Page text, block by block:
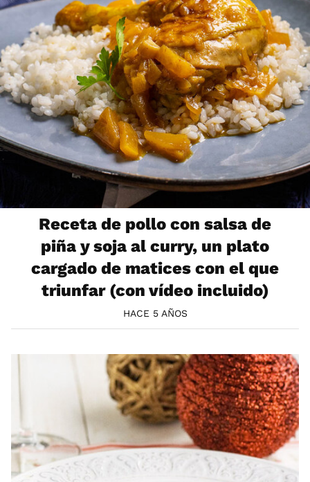
Receta de pollo con salsa de
piña y soja al curry, un plato
cargado de matices con el que
triunfar (con vídeo incluido)
HACE 5 AÑOS